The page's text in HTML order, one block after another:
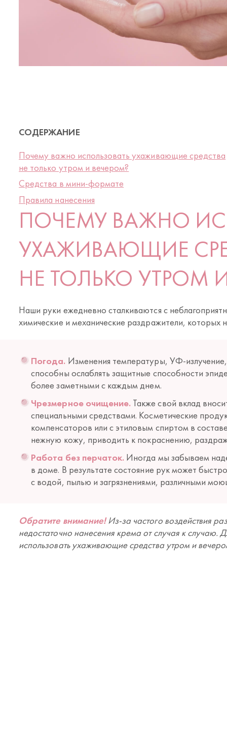
СОДЕРЖАНИЕ
Почему важно использовать ухаживающие средства
не только утром и вечером?
Средства в мини-формате
Правила нанесения
ПОЧЕМУ ВАЖНО
УХАЖИВАЮЩИЕ
НЕ ТОЛЬКО УТРОМ
Наши руки ежедневно сталкиваются с
химические и механические раздражители,
Погода. Изменения температуры, УФ-
способны ослаблять защитные способности
более заметными с каждым днем.
Чрезмерное очищение. Также свой вклад
специальными средствами. Косметические
компенсаторов или с этиловым спиртом в
нежную кожу, приводить к покраснению,
Работа без перчаток. Иногда мы забываем
в доме. В результате состояние рук может
с водой, пылью и загрязнениями, различными
Обратите внимание!Из-за частого воздействия
недостаточно нанесения крема от случая к случаю.
использовать ухаживающие средства утром и